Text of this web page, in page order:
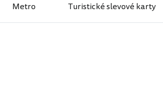
Metro Turistické slevové karty